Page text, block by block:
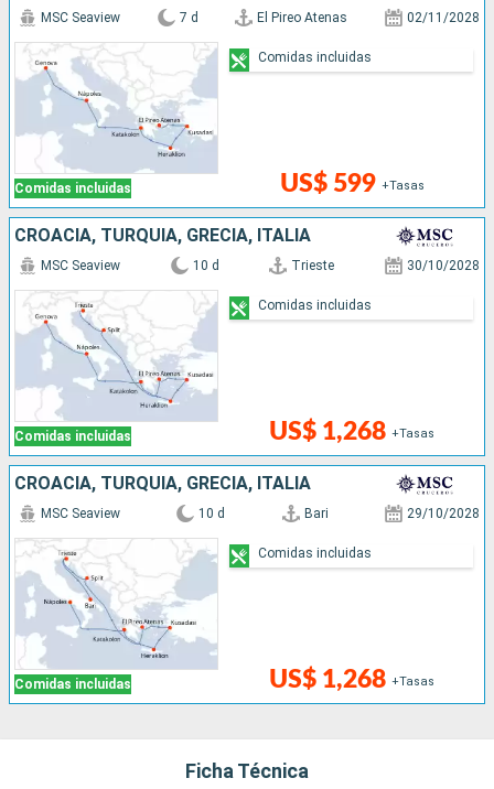
Comidas incluidas
MSC Seaview 7 d El Pireo Atenas 02/11/2028
US$ 599 +Tasas
Comidas incluidas
CROACIA, TURQUÍA, GRECIA, ITALIA
Comidas incluidas
MSC Seaview 10 d Trieste 30/10/2028
US$ 1,268 +Tasas
Comidas incluidas
CROACIA, TURQUÍA, GRECIA, ITALIA
Comidas incluidas
MSC Seaview 10 d Bari 29/10/2028
US$ 1,268 +Tasas
Comidas incluidas
Ficha Técnica